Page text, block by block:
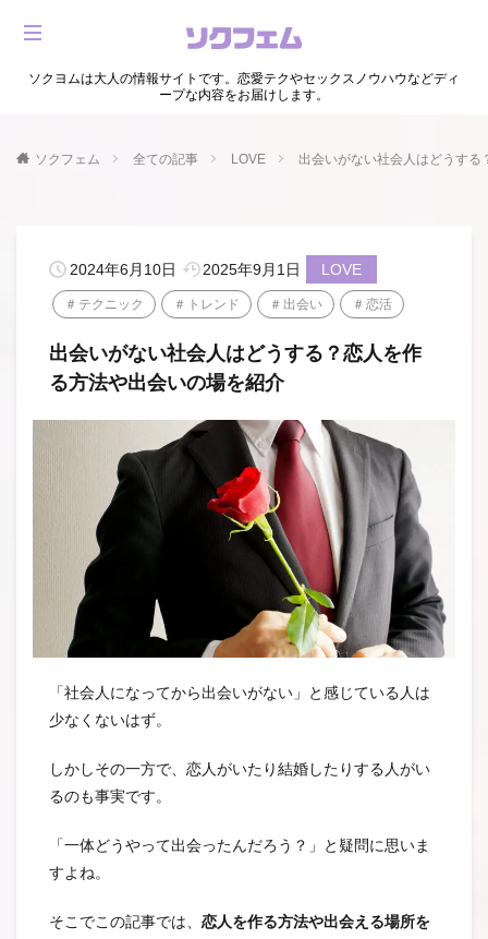
ソクヨムは大人の情報サイトです。恋愛テクやセックスノウハウなどディ
ープな内容をお届けします。
ソクフェム 全ての記事 LOVE 出会いがない社会人はどうする
2024年6月10日 2025年9月1日 LOVE
テクニック トレンド 出会い 恋活
出会いがない社会人はどうする？恋人を作
る方法や出会いの場を紹介
「社会人になってから出会いがない」と感じている人は
少なくないはず。
しかしその一方で、恋人がいたり結婚したりする人がい
るのも事実です。
「一体どうやって出会ったんだろう？」と疑問に思いま
すよね。
そこでこの記事では、 恋人を作る方法や出会える場所を